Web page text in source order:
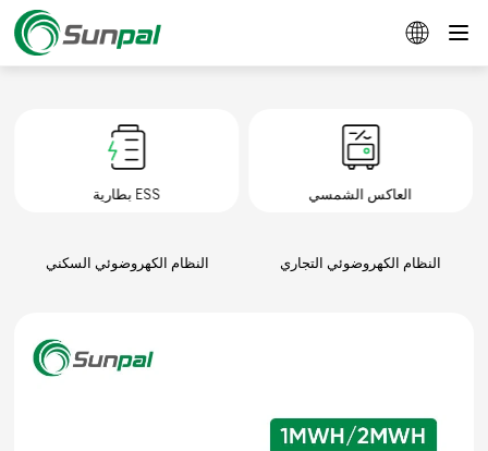
بطارية ESS العاكس الشمسي
النظام الكهروضوئي السكني النظام الكهروضوئي التجاري